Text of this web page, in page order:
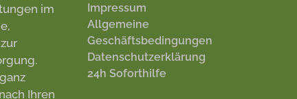
im
Ihren
Impressum
Allgemeine
Geschäftsbedingungen
Datenschutzerklärung
24h Soforthilfe